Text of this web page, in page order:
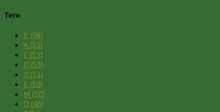
Теги
К (98)
А (55)
С (55)
П (55)
Л (51)
Б (50)
М (50)
О (46)